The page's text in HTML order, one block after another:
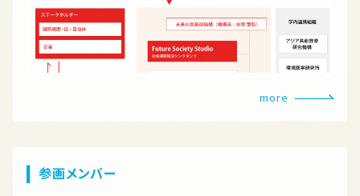
more
参画メンバー